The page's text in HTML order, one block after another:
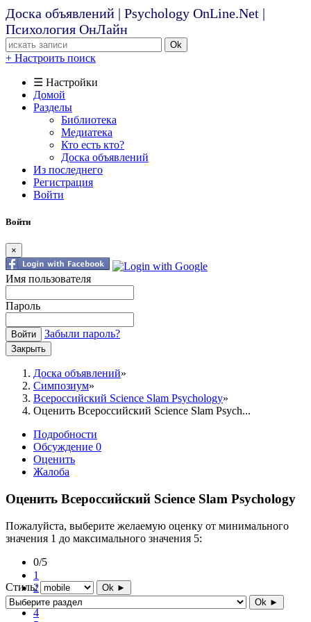
Доска объявлений | Psychology OnLine.Net |
Психология ОнЛайн
Ok
+ Настроить поиск
☰ Настройки
Домой
Разделы
Библиотека
Медиатека
Кто есть кто?
Доска объявлений
Из последнего
Регистрация
Войти
Войти
×
Имя пользователя
Пароль
Войти Забыли пароль?
Закрыть
Доска объявлений
Симпозиум
Всероссийский Science Slam Psychology
Оценить Всероссийский Science Slam Psych...
Подробности
Обсуждение 0
Оценить
Жалоба
Оценить Всероссийский Science Slam Psychology
Пожалуйста, выберите желаемую оценку от минимального
значения 1 до максимального значения 5:
0/5
1
2
3
4
Стиль:
Ok ►
Ok ►